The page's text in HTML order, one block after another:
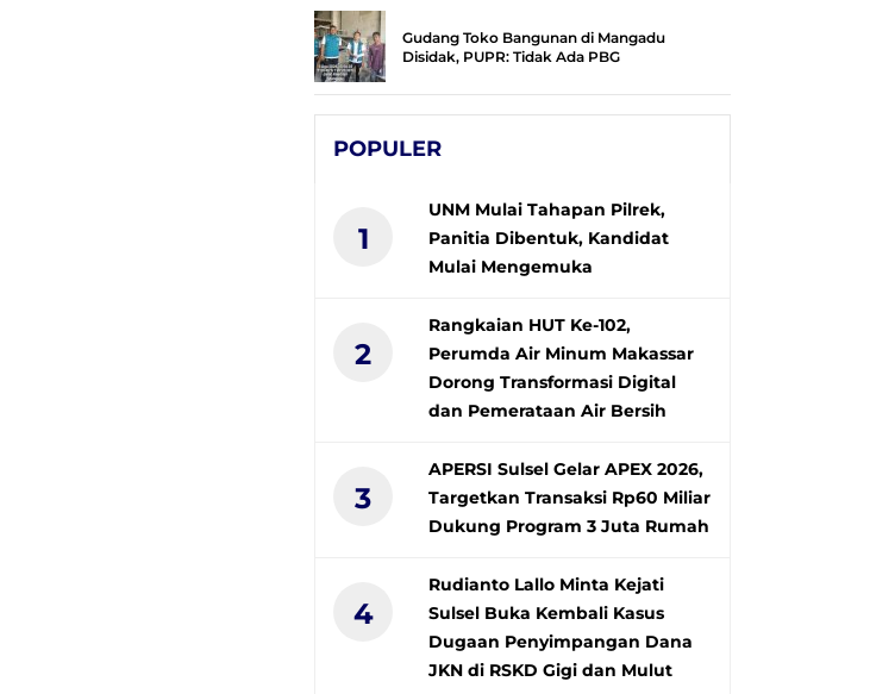
Gudang Toko Bangunan di Mangadu
Disidak, PUPR: Tidak Ada PBG
POPULER
1
UNM Mulai Tahapan Pilrek,
Panitia Dibentuk, Kandidat
Mulai Mengemuka
2
Rangkaian HUT Ke-102,
Perumda Air Minum Makassar
Dorong Transformasi Digital
dan Pemerataan Air Bersih
3
APERSI Sulsel Gelar APEX 2026,
Targetkan Transaksi Rp60 Miliar
Dukung Program 3 Juta Rumah
4
Rudianto Lallo Minta Kejati
Sulsel Buka Kembali Kasus
Dugaan Penyimpangan Dana
JKN di RSKD Gigi dan Mulut